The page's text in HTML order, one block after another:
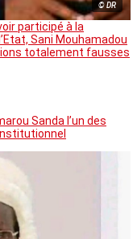
© DR
participé à la
Sani Mouhamadou
totalement fausses
Sanda l’un des